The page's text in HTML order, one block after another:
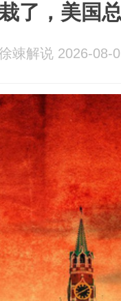
了，美国
竦解说 2026-08-